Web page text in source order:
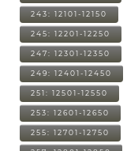
243: 12101-12150
245: 12201-12250
247: 12301-12350
249: 12401-12450
251: 12501-12550
253: 12601-12650
255: 12701-12750